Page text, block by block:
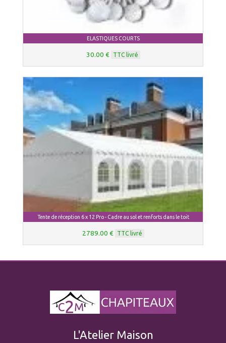
ELASTIQUES COURTS
30.00 € TTC livré
Tente de réception 6 x 12 Pro - Cadre au sol et renforts dans le toit
2789.00 € TTC livré
L'Atelier Maison